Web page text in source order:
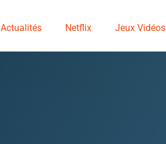
Actualités Netflix Jeux Vidéos